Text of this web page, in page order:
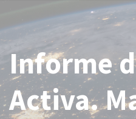
Informe
Activa.